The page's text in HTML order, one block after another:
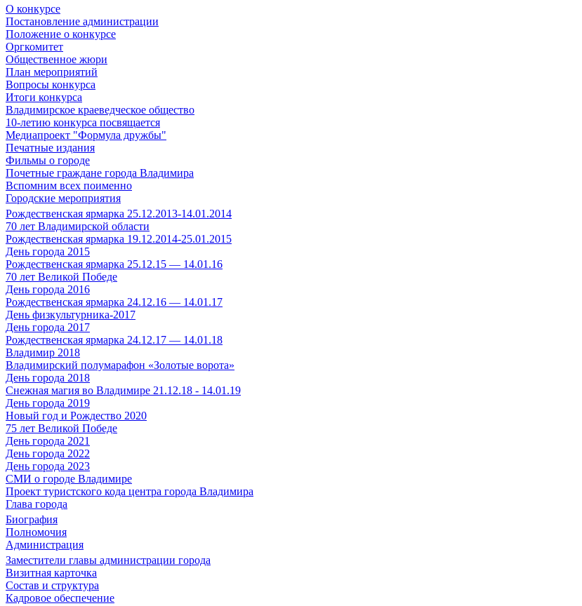
О конкурсе
Постановление администрации
Положение о конкурсе
Оргкомитет
Общественное жюри
План мероприятий
Вопросы конкурса
Итоги конкурса
Владимирское краеведческое общество
10-летию конкурса посвящается
Медиапроект "Формула дружбы"
Печатные издания
Фильмы о городе
Почетные граждане города Владимира
Вспомним всех поименно
Городские мероприятия
Рождественская ярмарка 25.12.2013-14.01.2014
70 лет Владимирской области
Рождественская ярмарка 19.12.2014-25.01.2015
День города 2015
Рождественская ярмарка 25.12.15 — 14.01.16
70 лет Великой Победе
День города 2016
Рождественская ярмарка 24.12.16 — 14.01.17
День физкультурника-2017
День города 2017
Рождественская ярмарка 24.12.17 — 14.01.18
Владимир 2018
Владимирский полумарафон «Золотые ворота»
День города 2018
Снежная магия во Владимире 21.12.18 - 14.01.19
День города 2019
Новый год и Рождество 2020
75 лет Великой Победе
День города 2021
День города 2022
День города 2023
СМИ о городе Владимире
Проект туристского кода центра города Владимира
Глава города
Биография
Полномочия
Администрация
Заместители главы администрации города
Визитная карточка
Состав и структура
Кадровое обеспечение